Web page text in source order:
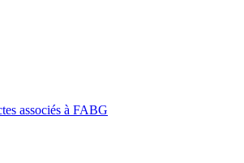
associés à FABG